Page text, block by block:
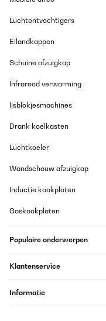
Luchtontvochtigers
Eilandkappen
Schuine afzuigkap
Infrarood verwarming
Ijsblokjesmachines
Drank koelkasten
Luchtkoeler
Wandschouw afzuigkap
Inductie kookplaten
Gaskookplaten
Populaire onderwerpen
Klantenservice
Informatie